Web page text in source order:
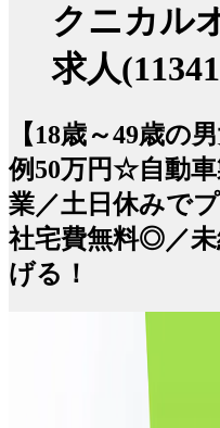
クニカル
求人
【18歳～49歳の
例50万円☆自動
業／土日休みで
社宅費無料◎／
げる！